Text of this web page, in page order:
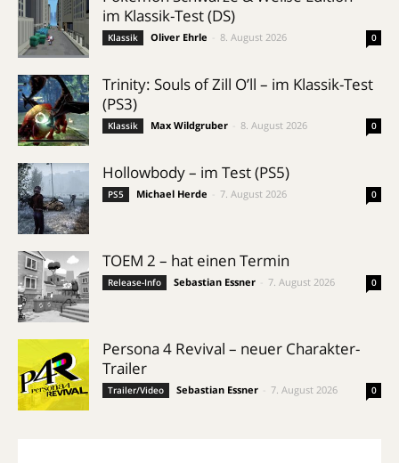
im Klassik-Test (DS)
Klassik Oliver Ehrle 8. August 2026 0
Trinity: Souls of Zill O’ll – im Klassik-Test
(PS3)
Klassik Max Wildgruber 8. August 2026 0
Hollowbody – im Test (PS5)
PS5 Michael Herde 7. August 2026 0
TOEM 2 – hat einen Termin
Release-Info Sebastian Essner 7. August 2026 0
Persona 4 Revival – neuer Charakter-
Trailer
Trailer/Video Sebastian Essner 7. August 2026 0